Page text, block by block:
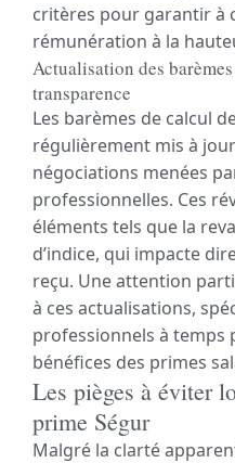
critères pour garantir à
rémunération à la
Actualisation des
transparence
Les barèmes de calcul
régulièrement mis à
négociations menées
professionnelles. Ces
éléments tels que la
d’indice, qui impacte
reçu. Une attention
à ces actualisations,
professionnels à temps
bénéfices des primes
Les pièges à éviter
prime Ségur
Malgré la clarté